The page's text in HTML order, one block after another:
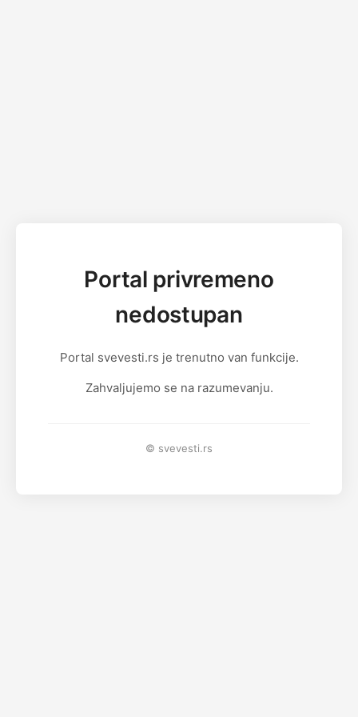
Portal privremeno
nedostupan
Portal svevesti.rs je trenutno van funkcije.
Zahvaljujemo se na razumevanju.
© svevesti.rs